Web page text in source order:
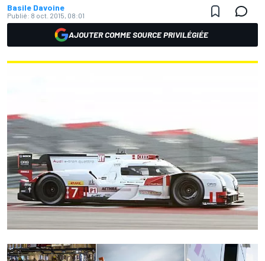
Basile Davoine
Publié: 8 oct. 2015, 08:01
AJOUTER COMME SOURCE PRIVILÉGIÉE